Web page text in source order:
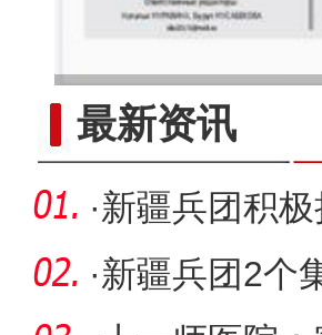
最新资讯
·新疆兵团积
·新疆兵团2个